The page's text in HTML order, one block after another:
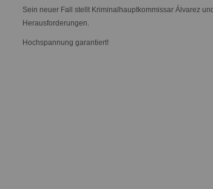
Sein neuer Fall stellt Kriminalhauptkommissar Álvarez
Herausforderungen.
Hochspannung garantiert!